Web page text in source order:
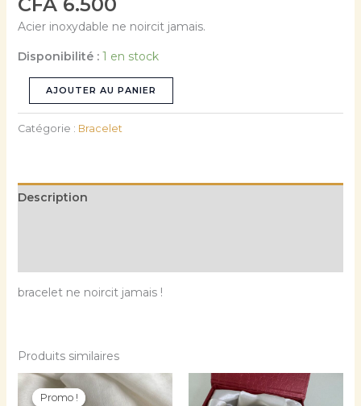
CFA6.500
Acier inoxydable ne noircit jamais.
Disponibilité : 1 en stock
AJOUTER AU PANIER
Catégorie : Bracelet
Description
bracelet ne noircit jamais !
Produits similaires
Promo !
Promo !
prix
Le
prix
produit